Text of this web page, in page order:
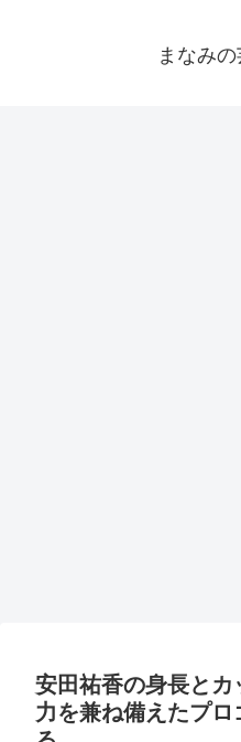
まなみ
安田祐香の身長と
力を兼ね備えたプ